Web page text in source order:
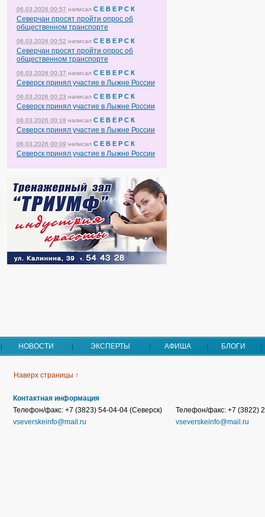
06.03.2026 00:57 написал С Е В Е Р С К
Северчан просят пройти опрос об
общественном транспорте
06.03.2026 00:52 написал С Е В Е Р С К
Северчан просят пройти опрос об
общественном транспорте
06.03.2026 00:37 написал С Е В Е Р С К
Северск принял участие в Лыжне России
06.03.2026 00:23 написал С Е В Е Р С К
Северск принял участие в Лыжне России
06.03.2026 00:18 написал С Е В Е Р С К
Северск принял участие в Лыжне России
06.03.2026 00:09 написал С Е В Е Р С К
Северск принял участие в Лыжне России
НОВОСТИ ЭКСПЕРТЫ АФИША БЛОГИ
Наверх страницы ↑
Контактная информация
Телефон/факс: +7 (3823) 54-04-04 (Северск)
vseverskeinfo@mail.ru
Телефон/факс: +7 (3822)
vseverskeinfo@mail.ru